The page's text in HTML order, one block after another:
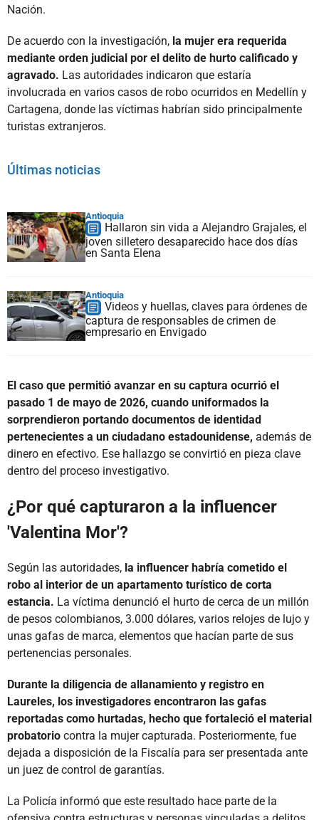
Nación.
De acuerdo con la investigación, la mujer era requerida
mediante orden judicial por el delito de hurto calificado y
agravado. Las autoridades indicaron que estaría
involucrada en varios casos de robo ocurridos en Medellín y
Cartagena, donde las víctimas habrían sido principalmente
turistas extranjeros.
Últimas noticias
Antioquia
Hallaron sin vida a Alejandro Grajales, el
joven silletero desaparecido hace dos días
en Santa Elena
Antioquia
Videos y huellas, claves para órdenes de
captura de responsables de crimen de
empresario en Envigado
El caso que permitió avanzar en su captura ocurrió el
pasado 1 de mayo de 2026, cuando uniformados la
sorprendieron portando documentos de identidad
pertenecientes a un ciudadano estadounidense, además de
dinero en efectivo. Ese hallazgo se convirtió en pieza clave
dentro del proceso investigativo.
¿Por qué capturaron a la influencer
'Valentina Mor'?
Según las autoridades, la influencer habría cometido el
robo al interior de un apartamento turístico de corta
estancia. La víctima denunció el hurto de cerca de un millón
de pesos colombianos, 3.000 dólares, varios relojes de lujo y
unas gafas de marca, elementos que hacían parte de sus
pertenencias personales.
Durante la diligencia de allanamiento y registro en
Laureles, los investigadores encontraron las gafas
reportadas como hurtadas, hecho que fortaleció el material
probatorio contra la mujer capturada. Posteriormente, fue
dejada a disposición de la Fiscalía para ser presentada ante
un juez de control de garantías.
La Policía informó que este resultado hace parte de la